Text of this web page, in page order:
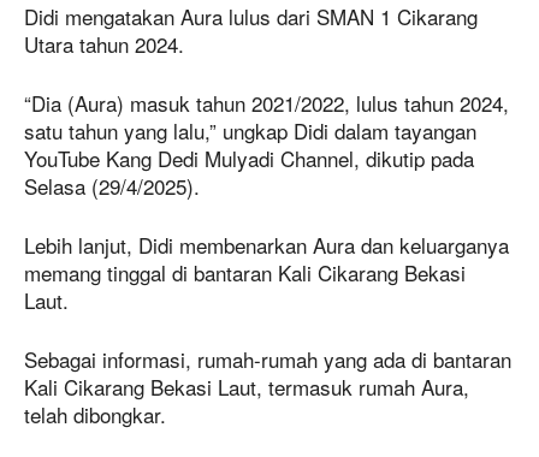
Didi mengatakan Aura lulus dari SMAN 1 Cikarang
Utara tahun 2024.
“Dia (Aura) masuk tahun 2021/2022, lulus tahun 2024,
satu tahun yang lalu,” ungkap Didi dalam tayangan
YouTube Kang Dedi Mulyadi Channel, dikutip pada
Selasa (29/4/2025).
Lebih lanjut, Didi membenarkan Aura dan keluarganya
memang tinggal di bantaran Kali Cikarang Bekasi
Laut.
Sebagai informasi, rumah-rumah yang ada di bantaran
Kali Cikarang Bekasi Laut, termasuk rumah Aura,
telah dibongkar.